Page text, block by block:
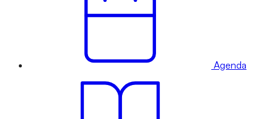
Agenda